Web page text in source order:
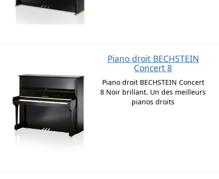
Piano droit BECHSTEIN
Concert 8
Piano droit BECHSTEIN Concert
8 Noir brillant. Un des meilleurs
pianos droits